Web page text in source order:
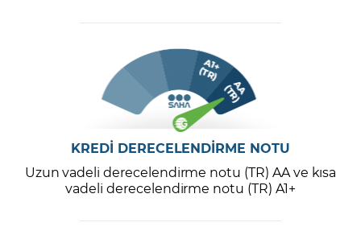
KREDİ DERECELENDİRME NOTU
Uzun vadeli derecelendirme notu (TR) AA ve kısa
vadeli derecelendirme notu (TR) A1+